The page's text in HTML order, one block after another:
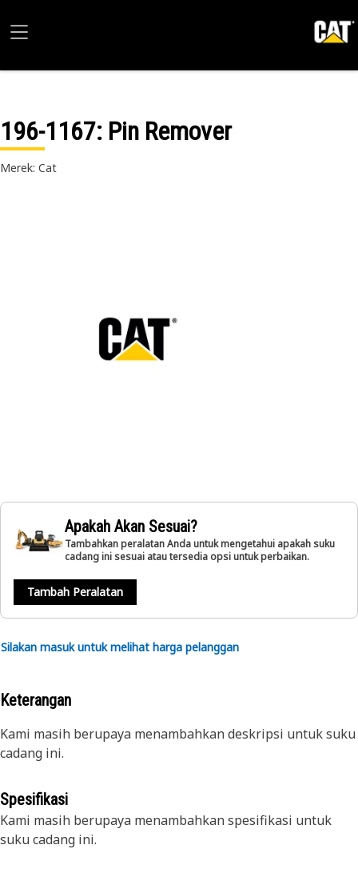
196-1167: Pin Remover
Merek: Cat
Apakah Akan Sesuai?
Tambahkan peralatan Anda untuk mengetahui apakah suku
cadang ini sesuai atau tersedia opsi untuk perbaikan.
Tambah Peralatan
Silakan masuk untuk melihat harga pelanggan
Keterangan
Kami masih berupaya menambahkan deskripsi untuk suku
cadang ini.
Spesifikasi
Kami masih berupaya menambahkan spesifikasi untuk
suku cadang ini.